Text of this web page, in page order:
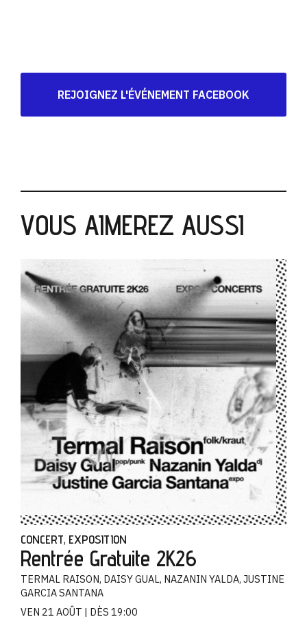
REJOIGNEZ L'ÉVÉNEMENT FACEBOOK
VOUS AIMEREZ AUSSI
CONCERT, EXPOSITION
Rentrée Gratuite 2K26
TERMAL RAISON, DAISY GUAL, NAZANIN YALDA, JUSTINE
GARCIA SANTANA
VEN 21 AOÛT
DÈS 19:00